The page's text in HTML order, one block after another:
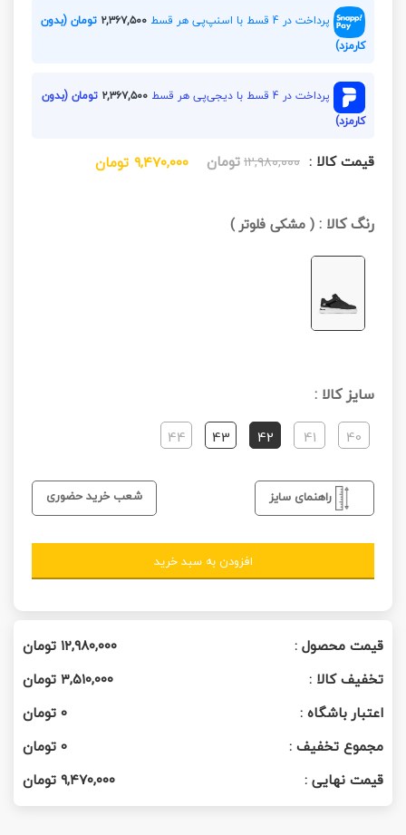
پرداخت در 4 قسط با اسنپ‌پی هر قسط ۲,۳۶۷,۵۰۰ تومان (بدون
کارمزد)
پرداخت در 4 قسط با دیجی‌پی هر قسط ۲,۳۶۷,۵۰۰ تومان (بدون
کارمزد)
قیمت کالا : ۱۲,۹۸۰,۰۰۰تومان ۹,۴۷۰,۰۰۰ تومان
رنگ کالا :(مشکی فلوتر )
سایز کالا :
40
41
42
43
44
راهنمای سایز شعب خرید حضوری
افزودن به سبد خرید
قیمت محصول : ۱۲,۹۸۰,۰۰۰ تومان
تخفیف کالا :
۳,۵۱۰,۰۰۰تومان
اعتبار باشگاه :
0تومان
مجموع تخفیف :
0تومان
قیمت نهایی :
۹,۴۷۰,۰۰۰تومان